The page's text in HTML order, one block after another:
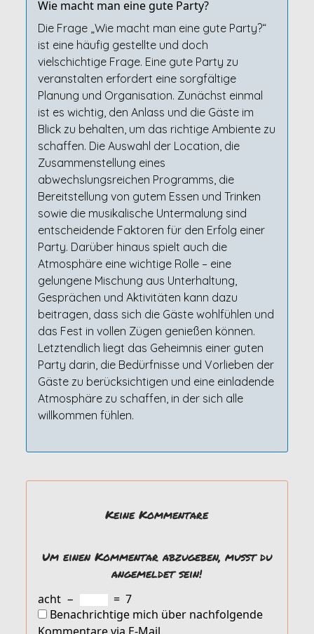
Wie macht man eine gute Party?
Die Frage „Wie macht man eine gute Party?“
ist eine häufig gestellte und doch
vielschichtige Frage. Eine gute Party zu
veranstalten erfordert eine sorgfältige
Planung und Organisation. Zunächst einmal
ist es wichtig, den Anlass und die Gäste im
Blick zu behalten, um das richtige Ambiente zu
schaffen. Die Auswahl der Location, die
Zusammenstellung eines
abwechslungsreichen Programms, die
Bereitstellung von gutem Essen und Trinken
sowie die musikalische Untermalung sind
entscheidende Faktoren für den Erfolg einer
Party. Darüber hinaus spielt auch die
Atmosphäre eine wichtige Rolle – eine
gelungene Mischung aus Unterhaltung,
Gesprächen und Aktivitäten kann dazu
beitragen, dass sich die Gäste wohlfühlen und
das Fest in vollen Zügen genießen können.
Letztendlich liegt das Geheimnis einer guten
Party darin, die Bedürfnisse und Vorlieben der
Gäste zu berücksichtigen und eine einladende
Atmosphäre zu schaffen, in der sich alle
willkommen fühlen.
Keine Kommentare
Um einen Kommentar abzugeben, musst du
angemeldet sein!
acht − = 7
Benachrichtige mich über nachfolgende